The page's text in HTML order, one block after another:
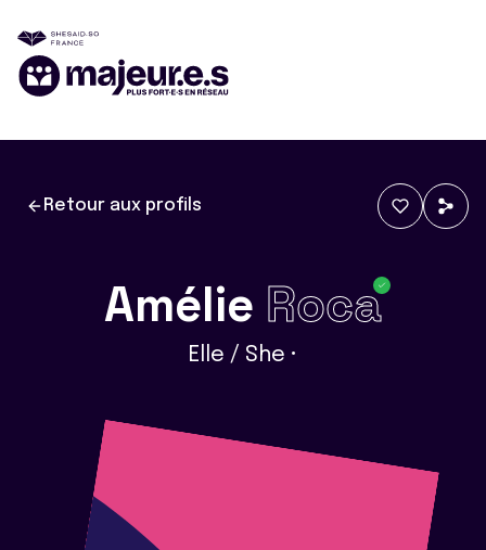
Retour aux profils
Amélie Roca
Elle / She •